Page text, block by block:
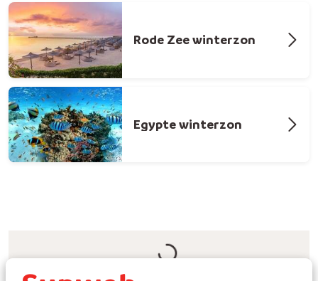
Rode Zee winterzon
Egypte winterzon